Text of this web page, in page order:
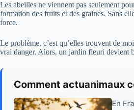
Les abeilles ne viennent pas seulement
formation des fruits et des graines. Sans
force.
Le problème, c’est qu’elles trouvent de
vrai danger. Alors, un jardin fleuri devient
Comment actuanimaux
En